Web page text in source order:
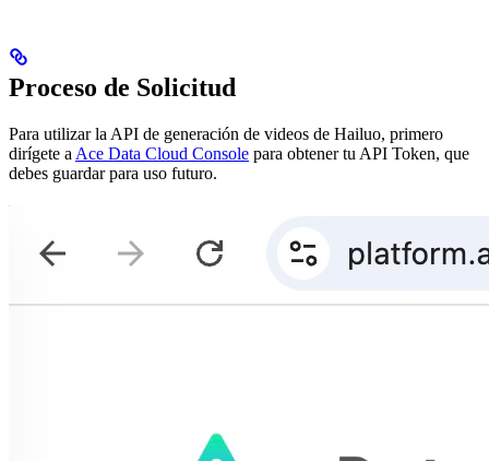
Proceso de Solicitud
Para utilizar la API de generación de videos de Hailuo, primero
dirígete a Ace Data Cloud Console para obtener tu API Token, que
debes guardar para uso futuro.